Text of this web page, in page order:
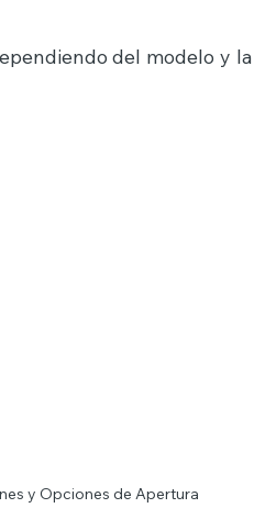
del modelo y la
y Opciones de Apertura